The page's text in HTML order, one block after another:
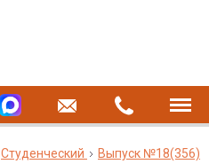
Студенческий
Выпуск №18(356)